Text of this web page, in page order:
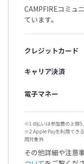
CAMPFIREコミュ
ています。
クレジットカード
キャリア決済
電子マネー
※1 d払いは参加費の上限
※2 Apple Payを利用でき
用対象外
その他詳細や注意